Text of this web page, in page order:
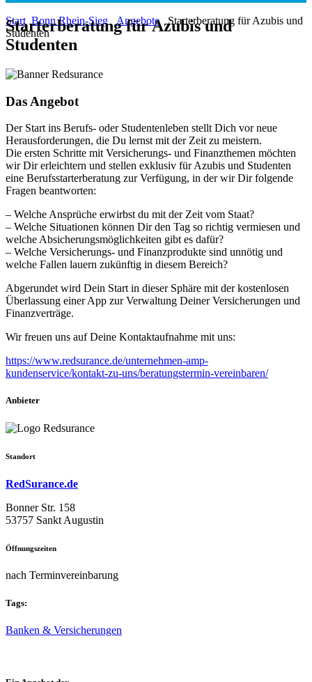
Start Bonn Rhein-Sieg Angebote
Starterberatung für Azubis und
Studenten
Starterberatung für Azubis und
Studenten
Das Angebot
Der Start ins Berufs- oder Studentenleben stellt Dich vor neue
Herausforderungen, die Du lernst mit der Zeit zu meistern.
Die ersten Schritte mit Versicherungs- und Finanzthemen möchten
wir Dir erleichtern und stellen exklusiv für Azubis und Studenten
eine Berufsstarterberatung zur Verfügung, in der wir Dir folgende
Fragen beantworten:
– Welche Ansprüche erwirbst du mit der Zeit vom Staat?
– Welche Situationen können Dir den Tag so richtig vermiesen und
welche Absicherungsmöglichkeiten gibt es dafür?
– Welche Versicherungs- und Finanzprodukte sind unnötig und
welche Fallen lauern zukünftig in diesem Bereich?
Abgerundet wird Dein Start in dieser Sphäre mit der kostenlosen
Überlassung einer App zur Verwaltung Deiner Versicherungen und
Finanzverträge.
Wir freuen uns auf Deine Kontaktaufnahme mit uns:
https://www.redsurance.de/unternehmen-amp-
kundenservice/kontakt-zu-uns/beratungstermin-vereinbaren/
Anbieter
Standort
RedSurance.de
Bonner Str. 158
53757 Sankt Augustin
Öffnungszeiten
nach Terminvereinbarung
Tags:
Banken & Versicherungen